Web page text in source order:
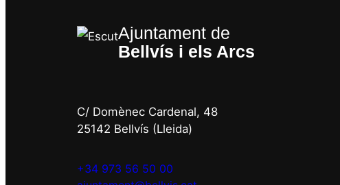
Ajuntament de
Bellvís i els Arcs
C/ Domènec Cardenal, 48
25142 Bellvís (Lleida)
+34 973 56 50 00